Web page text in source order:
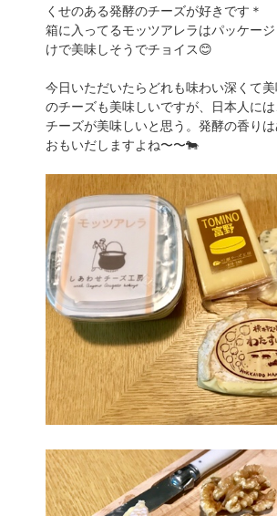
くせのある発酵のチーズが好きです＊
箱に入ってるモッツアレラはパッケー
けで美味しそうでチョイス😊
今日いただいたらどれも味わい深くて
のチーズも美味しいですが、日本人に
チーズが美味しいと思う。発酵の香り
おもいだしますよね〜〜🐄